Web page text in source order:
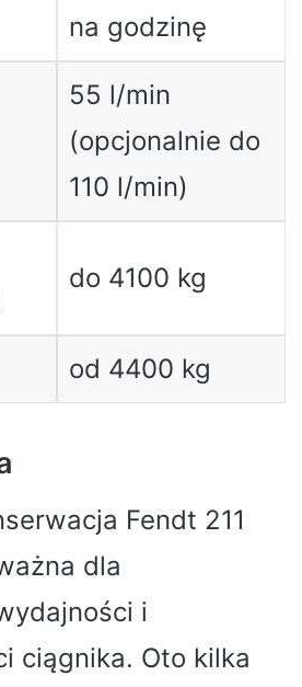
na godzinę
55 l/min
(opcjonalnie do
110 l/min)
do 4100 kg
od 4400 kg
Fendt 211
dla
i
ciągnika. Oto kilka